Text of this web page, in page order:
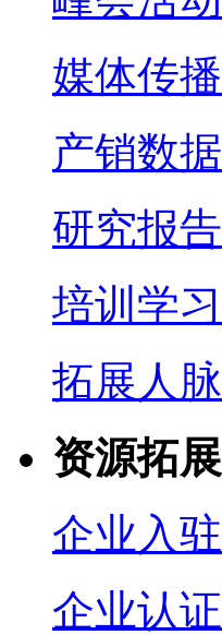
媒体传播
产销数据
研究报告
培训学习
拓展人脉
资源拓展
企业入驻
企业认证